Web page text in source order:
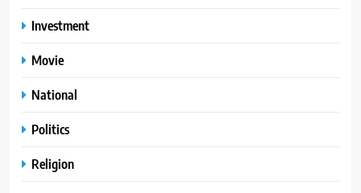
Investment
Movie
National
Politics
Religion